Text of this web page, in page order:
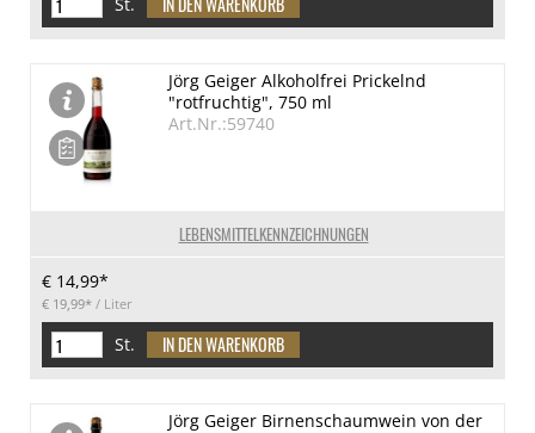
LEBENSMITTELKENNZEICHNUNGEN
Jörg Geiger Alkoholfrei Prickelnd
"rotfruchtig", 750 ml
Art.Nr.:59740
€ 14,99*
€ 19,99* / Liter
St.
Jörg Geiger Birnenschaumwein von der